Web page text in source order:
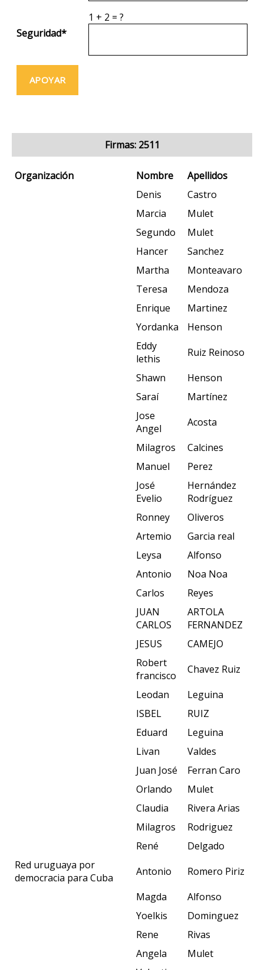
Seguridad*
1 + 2 = ?
Firmas: 2511
Organización Nombre
Apellidos
Denis
Castro
Marcia
Mulet
Segundo
Mulet
Hancer
Sanchez
Martha
Monteavaro
Teresa
Mendoza
Enrique
Martinez
Yordanka
Henson
Eddy
lethis
Ruiz Reinoso
Shawn
Henson
Saraí
Martínez
Jose
Angel
Acosta
Milagros
Calcines
Manuel
Perez
José
Evelio
Hernández
Rodríguez
Ronney
Oliveros
Artemio
Garcia real
Leysa
Alfonso
Antonio
Noa Noa
Carlos
Reyes
JUAN
CARLOS
ARTOLA
FERNANDEZ
JESUS
CAMEJO
Robert
francisco
Chavez Ruiz
Leodan
Leguina
ISBEL
RUIZ
Eduard
Leguina
Livan
Valdes
Juan José
Ferran Caro
Orlando
Mulet
Claudia
Rivera Arias
Milagros
Rodriguez
René
Delgado
Red uruguaya por
democracia para Cuba
Antonio
Romero Piriz
Magda
Alfonso
Yoelkis
Dominguez
Rene
Rivas
Angela
Mulet